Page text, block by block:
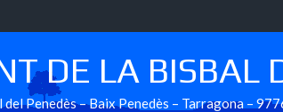
DE LA BISBAL
Penedès – Baix Penedès – Tarragona –